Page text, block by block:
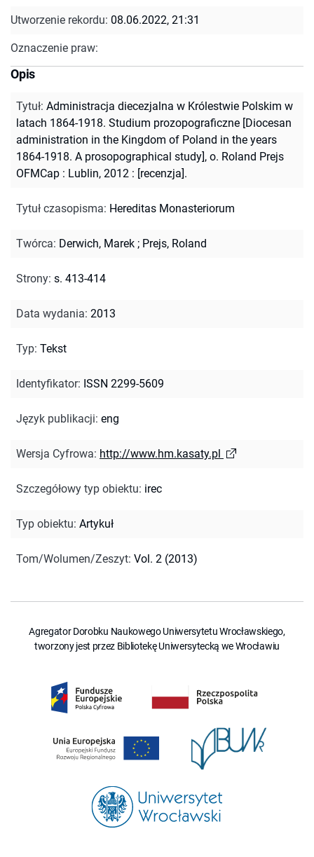
Utworzenie rekordu: 08.06.2022, 21:31
Oznaczenie praw:
Opis
Tytuł: Administracja diecezjalna w Królestwie Polskim w
latach 1864-1918. Studium prozopograficzne [Diocesan
administration in the Kingdom of Poland in the years
1864-1918. A prosopographical study], o. Roland Prejs
OFMCap : Lublin, 2012 : [recenzja].
Tytuł czasopisma: Hereditas Monasteriorum
Twórca: Derwich, Marek ; Prejs, Roland
Strony: s. 413-414
Data wydania: 2013
Typ: Tekst
Identyfikator: ISSN 2299-5609
Język publikacji: eng
Wersja Cyfrowa: http://www.hm.kasaty.pl
Szczegółowy typ obiektu: irec
Typ obiektu: Artykuł
Tom/Wolumen/Zeszyt: Vol. 2 (2013)
Agregator Dorobku Naukowego Uniwersytetu Wrocławskiego,
tworzony jest przez Bibliotekę Uniwersytecką we Wrocławiu